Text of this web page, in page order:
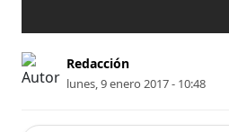
Redacción
lunes, 9 enero 2017 - 10:48